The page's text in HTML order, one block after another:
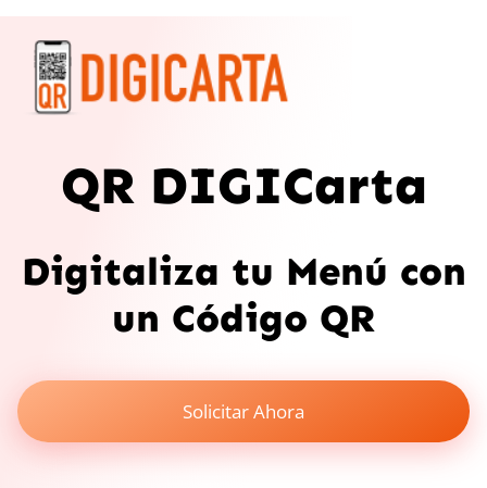
QR DIGICarta
Digitaliza tu Menú con
un Código QR
Solicitar Ahora